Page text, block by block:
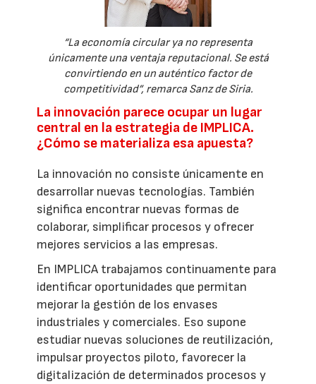
“La economía circular ya no representa
únicamente una ventaja reputacional. Se está
convirtiendo en un auténtico factor de
competitividad”, remarca Sanz de Siria.
La innovación parece ocupar un lugar
central en la estrategia de IMPLICA.
¿Cómo se materializa esa apuesta?
La innovación no consiste únicamente en
desarrollar nuevas tecnologías. También
significa encontrar nuevas formas de
colaborar, simplificar procesos y ofrecer
mejores servicios a las empresas.
En IMPLICA trabajamos continuamente para
identificar oportunidades que permitan
mejorar la gestión de los envases
industriales y comerciales. Eso supone
estudiar nuevas soluciones de reutilización,
impulsar proyectos piloto, favorecer la
digitalización de determinados procesos y